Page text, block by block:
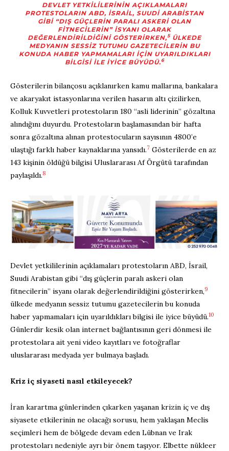
DEVLET YETKILILERININ AÇIKLAMALARI
PROTESTOLARIN ABD, İSRAIL, SUUDI ARABISTAN
GIBI “DIŞ GÜÇLERIN PARALI ASKERI OLAN
FITNECILERIN” ISYANI OLARAK
DEĞERLENDIRILDIĞINI GÖSTERIRKEN,5 ÜLKEDE
MEDYANIN SESSIZ TUTUMU GAZETECILERIN BU
KONUDA HABER YAPMAMALARI IÇIN UYARILDIKLARI
BILGISI ILE IYICE BÜYÜDÜ.6
Gösterilerin bilançosu açıklanırken kamu mallarına, bankalara
ve akaryakıt istasyonlarına verilen hasarın altı çizilirken,
Kolluk Kuvvetleri protestoların 180 “asli liderinin” gözaltına
alındığını duyurdu. Protestoların başlamasından bir hafta
sonra gözaltına alınan protestocuların sayısının 4800’e
ulaştığı farklı haber kaynaklarına yansıdı.7 Gösterilerde en az
143 kişinin öldüğü bilgisi Uluslararası Af Örgütü tarafından
paylaşıldı.8
Devlet yetkililerinin açıklamaları protestoların ABD, İsrail,
Suudi Arabistan gibi “dış güçlerin paralı askeri olan
fitnecilerin” isyanı olarak değerlendirildiğini gösterirken,9
ülkede medyanın sessiz tutumu gazetecilerin bu konuda
haber yapmamaları için uyarıldıkları bilgisi ile iyice büyüdü.10
Günlerdir kesik olan internet bağlantısının geri dönmesi ile
protestolara ait yeni video kayıtları ve fotoğraflar
uluslararası medyada yer bulmaya başladı.
Kriz iç siyaseti nasıl etkileyecek?
İran karartma günlerinden çıkarken yaşanan krizin iç ve dış
siyasete etkilerinin ne olacağı sorusu, hem yaklaşan Meclis
seçimleri hem de bölgede devam eden Lübnan ve Irak
protestoları nedeniyle ayrı bir önem taşıyor. Elbette nükleer